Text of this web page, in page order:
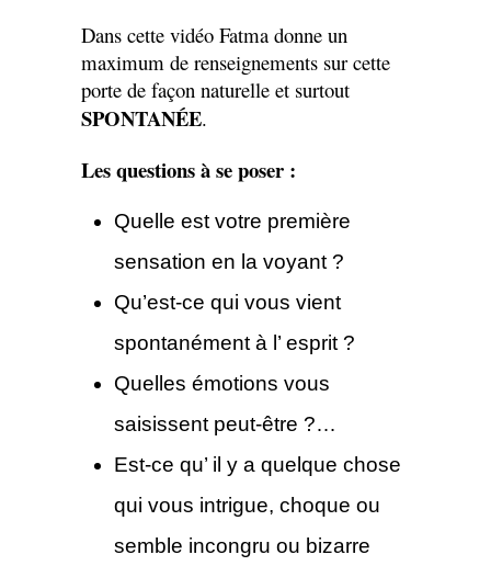
Dans cette vidéo Fatma donne un
maximum de renseignements sur cette
porte de façon naturelle et surtout
SPONTANÉE.
Les questions à se poser :
Quelle est votre première
sensation en la voyant ?
Qu’est-ce qui vous vient
spontanément à l’ esprit ?
Quelles émotions vous
saisissent peut-être ?…
Est-ce qu’ il y a quelque chose
qui vous intrigue, choque ou
semble incongru ou bizarre